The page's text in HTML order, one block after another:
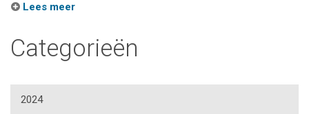
Lees meer
Categorieën
2024